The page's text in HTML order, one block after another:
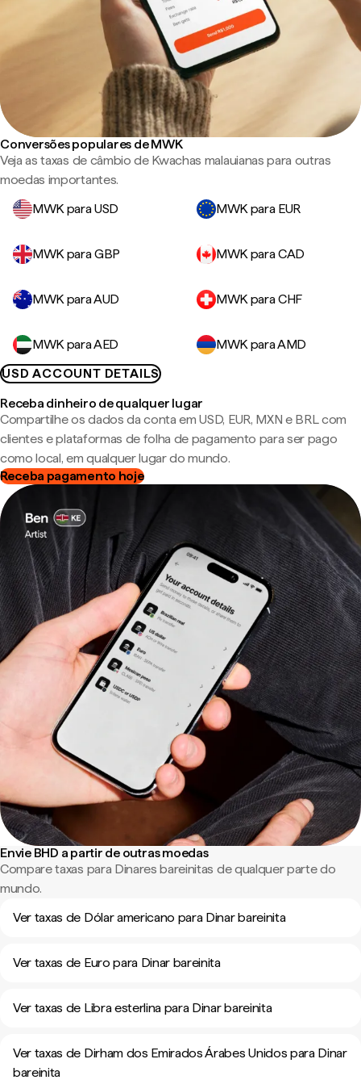
Conversões populares de MWK
Veja as taxas de câmbio de Kwachas malauianas para outras
moedas importantes.
MWK para USD
MWK para EUR
MWK para GBP MWK para CAD
MWK para AUD MWK para CHF
MWK para AED
MWK para AMD
USD ACCOUNT DETAILS
Receba dinheiro de qualquer lugar
Compartilhe os dados da conta em USD, EUR, MXN e BRL com
clientes e plataformas de folha de pagamento para ser pago
como local, em qualquer lugar do mundo.
Receba pagamento hoje
Envie BHD a partir de outras moedas
Compare taxas para Dinares bareinitas de qualquer parte do
mundo.
Ver taxas de Dólar americano para Dinar bareinita
Ver taxas de Euro para Dinar bareinita
Ver taxas de Libra esterlina para Dinar bareinita
Ver taxas de Dirham dos Emirados Árabes Unidos para Dinar
bareinita